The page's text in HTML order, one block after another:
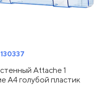
130337
Attache 1
А4 голубой пластик